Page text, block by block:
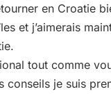
en Croatie
et j’aimerais
tout comme
conseils je suis